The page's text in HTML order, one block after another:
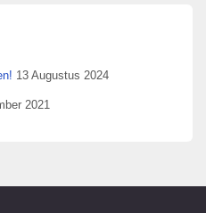
13 Augustus 2024
2021